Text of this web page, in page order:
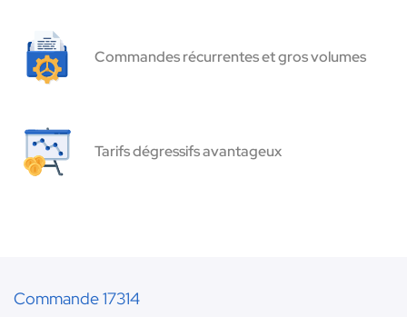
Commandes récurrentes et gros volumes
Tarifs dégressifs avantageux
Commande 17314